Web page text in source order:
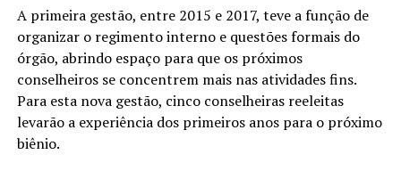
A primeira gestão, entre 2015 e 2017, teve a função de
organizar o regimento interno e questões formais do
órgão, abrindo espaço para que os próximos
conselheiros se concentrem mais nas atividades fins.
Para esta nova gestão, cinco conselheiras reeleitas
levarão a experiência dos primeiros anos para o próximo
biênio.